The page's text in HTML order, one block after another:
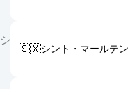
シ
🇸🇽シント・マールテン